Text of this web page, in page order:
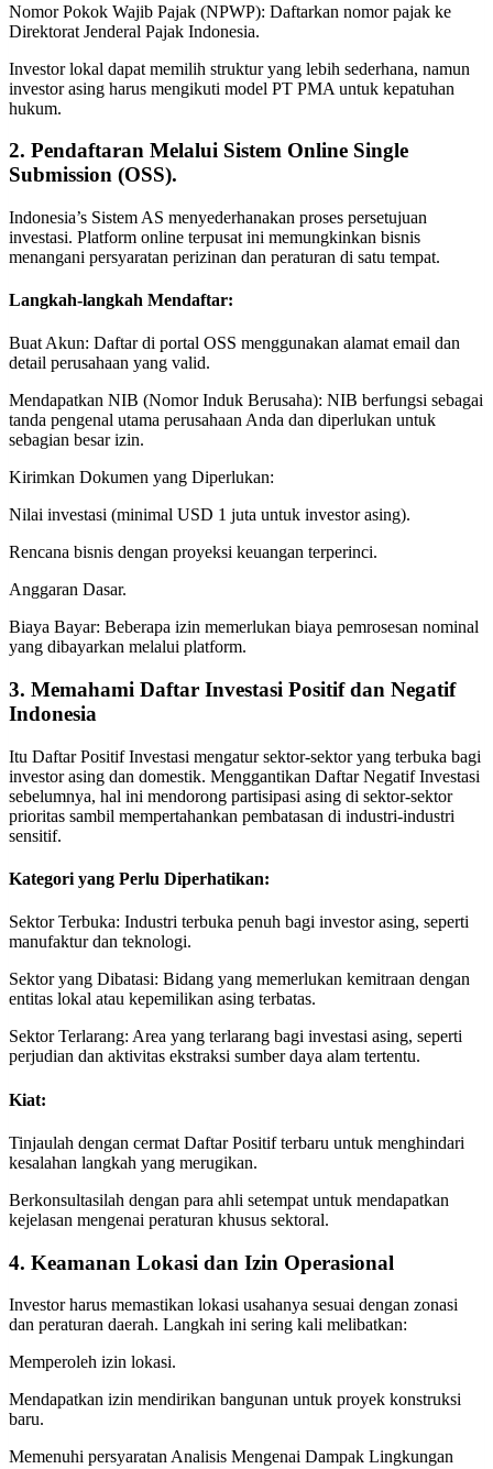
Nomor Pokok Wajib Pajak (NPWP): Daftarkan nomor pajak ke
Direktorat Jenderal Pajak Indonesia.
Investor lokal dapat memilih struktur yang lebih sederhana, namun
investor asing harus mengikuti model PT PMA untuk kepatuhan
hukum.
2. Pendaftaran Melalui Sistem Online Single
Submission (OSS).
Indonesia’s Sistem AS menyederhanakan proses persetujuan
investasi. Platform online terpusat ini memungkinkan bisnis
menangani persyaratan perizinan dan peraturan di satu tempat.
Langkah-langkah Mendaftar:
Buat Akun: Daftar di portal OSS menggunakan alamat email dan
detail perusahaan yang valid.
Mendapatkan NIB (Nomor Induk Berusaha): NIB berfungsi sebagai
tanda pengenal utama perusahaan Anda dan diperlukan untuk
sebagian besar izin.
Kirimkan Dokumen yang Diperlukan:
Nilai investasi (minimal USD 1 juta untuk investor asing).
Rencana bisnis dengan proyeksi keuangan terperinci.
Anggaran Dasar.
Biaya Bayar: Beberapa izin memerlukan biaya pemrosesan nominal
yang dibayarkan melalui platform.
3. Memahami Daftar Investasi Positif dan Negatif
Indonesia
Itu Daftar Positif Investasi mengatur sektor-sektor yang terbuka bagi
investor asing dan domestik. Menggantikan Daftar Negatif Investasi
sebelumnya, hal ini mendorong partisipasi asing di sektor-sektor
prioritas sambil mempertahankan pembatasan di industri-industri
sensitif.
Kategori yang Perlu Diperhatikan:
Sektor Terbuka: Industri terbuka penuh bagi investor asing, seperti
manufaktur dan teknologi.
Sektor yang Dibatasi: Bidang yang memerlukan kemitraan dengan
entitas lokal atau kepemilikan asing terbatas.
Sektor Terlarang: Area yang terlarang bagi investasi asing, seperti
perjudian dan aktivitas ekstraksi sumber daya alam tertentu.
Kiat:
Tinjaulah dengan cermat Daftar Positif terbaru untuk menghindari
kesalahan langkah yang merugikan.
Berkonsultasilah dengan para ahli setempat untuk mendapatkan
kejelasan mengenai peraturan khusus sektoral.
4. Keamanan Lokasi dan Izin Operasional
Investor harus memastikan lokasi usahanya sesuai dengan zonasi
dan peraturan daerah. Langkah ini sering kali melibatkan:
Memperoleh izin lokasi.
Mendapatkan izin mendirikan bangunan untuk proyek konstruksi
baru.
Memenuhi persyaratan Analisis Mengenai Dampak Lingkungan